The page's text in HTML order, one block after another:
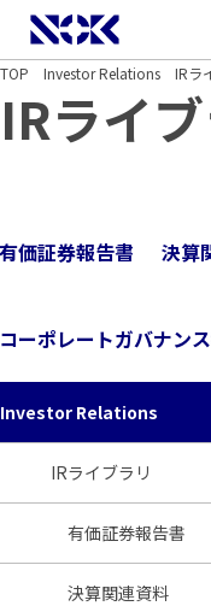
NOK株式会社
TOP Investor Relations IRラ
IRライ
有価証券報告書 決算
コーポレートガバナン
Investor Relations
IRライブラリ
有価証券報告書
決算関連資料